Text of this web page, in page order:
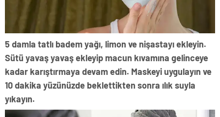
5 damla tatlı badem yağı, limon ve nişastayı ekleyin.
Sütü yavaş yavaş ekleyip macun kıvamına gelinceye
kadar karıştırmaya devam edin. Maskeyi uygulayın ve
10 dakika yüzünüzde beklettikten sonra ılık suyla
yıkayın.